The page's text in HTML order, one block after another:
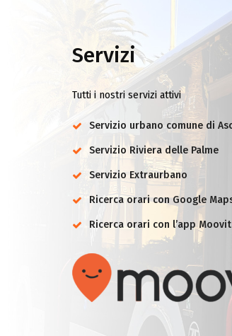
Servizi
Tutti i nostri servizi attivi
Servizio urbano comune di
Servizio Riviera delle Palme
Servizio Extraurbano
Ricerca orari con Google
Ricerca orari con l’app Moovit